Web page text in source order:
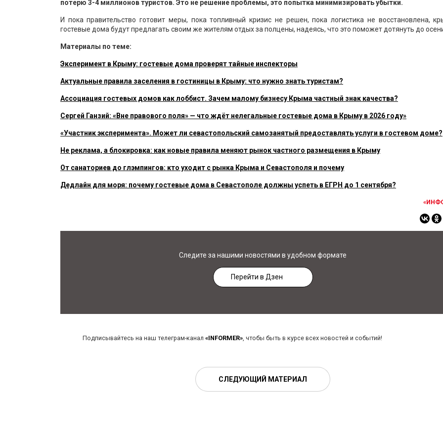
потерю 3-4 миллионов туристов. Это не решение проблемы, это попытка минимизировать убытки.
И пока правительство готовит меры, пока топливный кризис не решен, пока логистика не восстановлена,
гостевые дома будут предлагать своим же жителям отдых за полцены, надеясь, что это поможет дотянуть до
Материалы по теме:
Эксперимент в Крыму: гостевые дома проверят тайные инспекторы
Актуальные правила заселения в гостиницы в Крыму: что нужно знать туристам?
Ассоциация гостевых домов как лоббист. Зачем малому бизнесу Крыма частный знак качества?
Сергей Ганзий: «Вне правового поля» — что ждёт нелегальные гостевые дома в Крыму в 2026 году»
«Участник эксперимента». Может ли севастопольский самозанятый предоставлять услуги в гостевом доме?
Не реклама, а блокировка: как новые правила меняют рынок частного размещения в Крыму
От санаториев до глэмпингов: кто уходит с рынка Крыма и Севастополя и почему
Дедлайн для моря: почему гостевые дома в Севастополе должны успеть в ЕГРН до 1 сентября?
Следите за нашими новостями в удобном формате
Перейти в Дзен
Подписывайтесь на наш телеграм-канал «INFORMER», чтобы быть в курсе всех новостей и событий!
СЛЕДУЮЩИЙ МАТЕРИАЛ